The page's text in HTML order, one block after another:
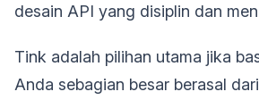
desain API yang disiplin dan
Tink adalah pilihan utama jika
Anda sebagian besar berasal